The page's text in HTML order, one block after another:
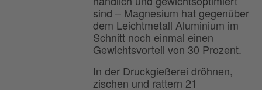
sind – Magnesium hat gegenüber
dem Leichtmetall Aluminium im
Schnitt noch einmal einen
Gewichtsvorteil von 30 Prozent.
In der Druckgießerei dröhnen,
zischen und rattern 21